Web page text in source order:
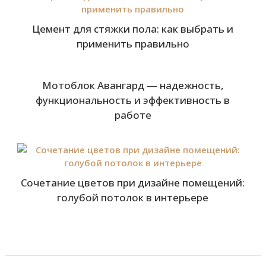
Цемент для стяжки пола: как выбрать и
применить правильно
Мотоблок Авангард — надежность,
функциональность и эффективность в
работе
Сочетание цветов при дизайне помещений:
голубой потолок в интерьере